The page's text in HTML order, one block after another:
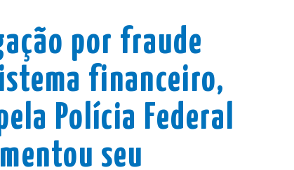
por fraude
financeiro,
Polícia Federal
seu